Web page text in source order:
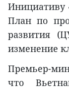
Инициативу
План по
развития
изменение
Премьер-
что